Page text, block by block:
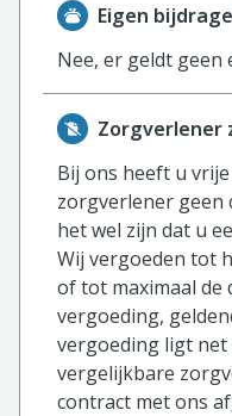
Eigen bijdrage
Nee, er geldt geen
Zorgverlener
Bij ons heeft u
zorgverlener geen
het wel zijn dat u
Wij vergoeden tot
of tot maximaal de
vergoeding,
vergoeding ligt net
vergelijkbare
contract met ons